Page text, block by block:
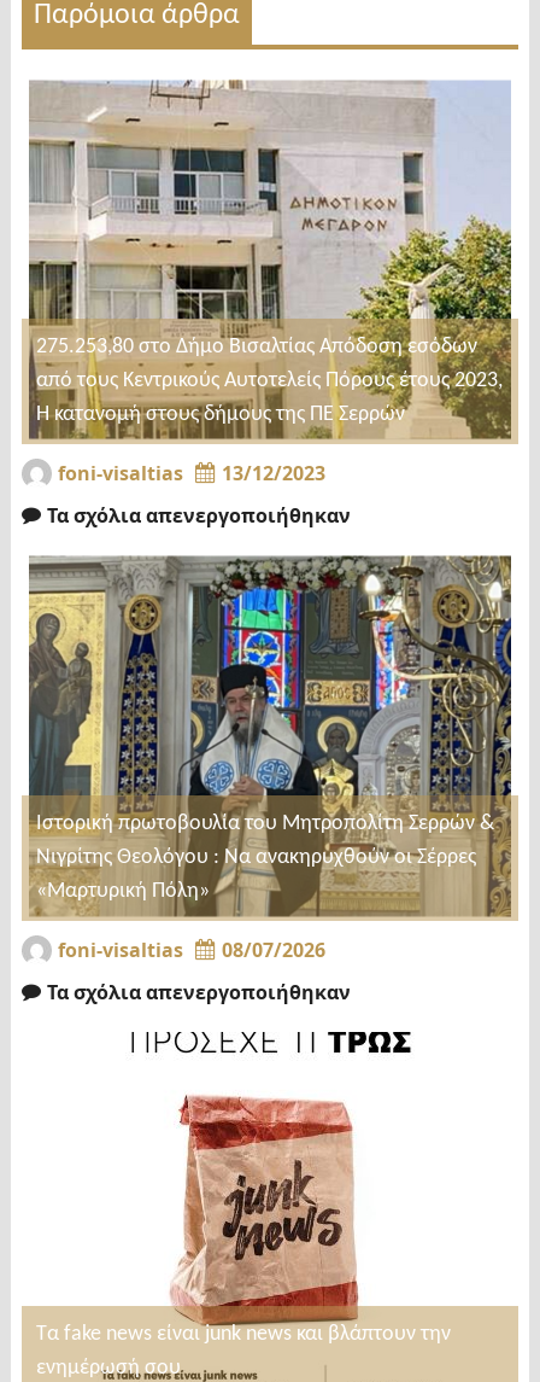
Παρόμοια άρθρα
275.253,80 στο Δήμο Βισαλτίας Απόδοση εσόδων
από τους Κεντρικούς Αυτοτελείς Πόρους έτους 2023,
Η κατανομή στους δήμους της ΠΕ Σερρών
foni-visaltias
13/12/2023
Τα σχόλια απενεργοποιήθηκαν
Ιστορική πρωτοβουλία του Μητροπολίτη Σερρών &
Νιγρίτης Θεολόγου : Να ανακηρυχθούν οι Σέρρες
«Μαρτυρική Πόλη»
foni-visaltias
08/07/2026
Τα σχόλια απενεργοποιήθηκαν
Τα fake news είναι junk news και βλάπτουν την
ενημέρωσή σου